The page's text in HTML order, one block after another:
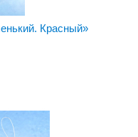
Красный»